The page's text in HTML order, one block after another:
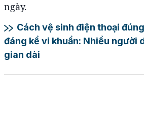
ngày.
Cách vệ sinh điện thoại
đáng kể vi khuẩn: Nhiều người
gian dài